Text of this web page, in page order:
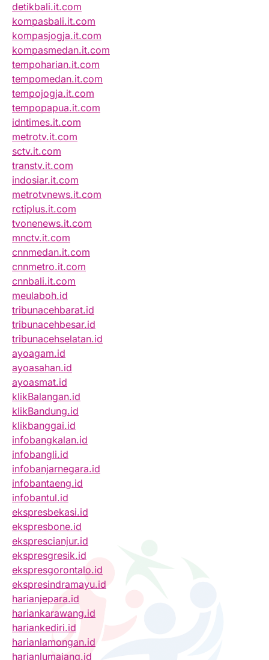
detikbali.it.com
kompasbali.it.com
kompasjogja.it.com
kompasmedan.it.com
tempoharian.it.com
tempomedan.it.com
tempojogja.it.com
tempopapua.it.com
idntimes.it.com
metrotv.it.com
sctv.it.com
transtv.it.com
indosiar.it.com
metrotvnews.it.com
rctiplus.it.com
tvonenews.it.com
mnctv.it.com
cnnmedan.it.com
cnnmetro.it.com
cnnbali.it.com
meulaboh.id
tribunacehbarat.id
tribunacehbesar.id
tribunacehselatan.id
ayoagam.id
ayoasahan.id
ayoasmat.id
klikBalangan.id
klikBandung.id
klikbanggai.id
infobangkalan.id
infobangli.id
infobanjarnegara.id
infobantaeng.id
infobantul.id
ekspresbekasi.id
ekspresbone.id
eksprescianjur.id
ekspresgresik.id
ekspresgorontalo.id
ekspresindramayu.id
harianjepara.id
hariankarawang.id
hariankediri.id
harianlamongan.id
harianlumajang.id